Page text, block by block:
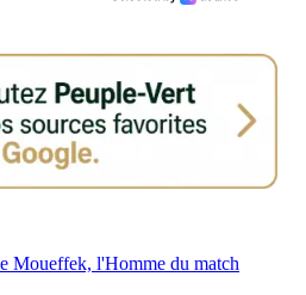
Moueffek, l'Homme du match